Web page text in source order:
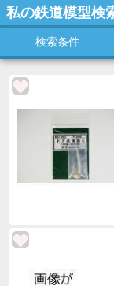
私の鉄道模型検
検索条件